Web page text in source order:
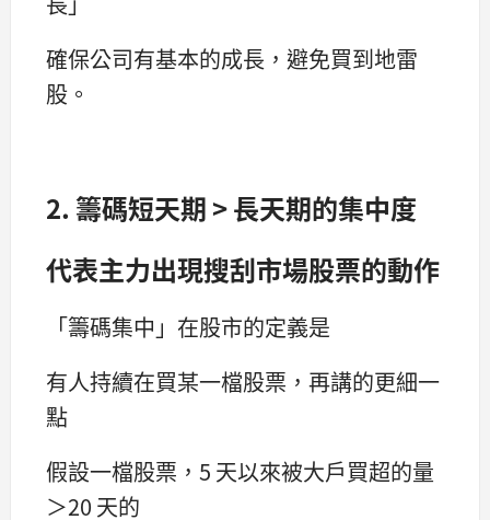
確保公司有基本的成長，避免買到地雷
股。
2. 籌碼短天期 > 長天期的集中度
代表主力出現搜刮市場股票的動作
「籌碼集中」在股市的定義是
有人持續在買某一檔股票，再講的更細一
點
假設一檔股票，5 天以來被大戶買超的量
＞20 天的